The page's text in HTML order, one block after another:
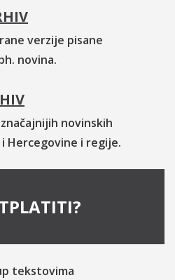
verzije pisane
novina.
novinskih
Hercegovine i regije.
tekstovima